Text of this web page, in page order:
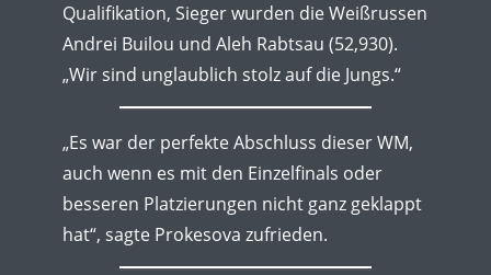
Qualifikation, Sieger wurden die Weißrussen
Andrei Builou und Aleh Rabtsau (52,930).
„Wir sind unglaublich stolz auf die Jungs.“
„Es war der perfekte Abschluss dieser WM,
auch wenn es mit den Einzelfinals oder
besseren Platzierungen nicht ganz geklappt
hat“, sagte Prokesova zufrieden.